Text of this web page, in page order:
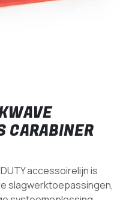
CARABINER
accessoirelijn is
slagwerktoepassingen,